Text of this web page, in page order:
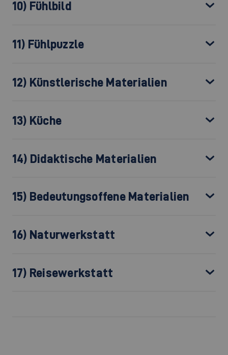
10) Fühlbild
11) Fühlpuzzle
12) Künstlerische Materialien
13) Küche
14) Didaktische Materialien
15) Bedeutungsoffene Materialien
16) Naturwerkstatt
17) Reisewerkstatt